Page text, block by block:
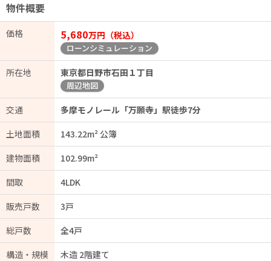
物件概要
価格 5,680万円（税込）
ローンシミュレーション
所在地 東京都日野市石田１丁目
周辺地図
交通
多摩モノレール「万願寺」駅徒歩7分
土地面積
143.22m² 公簿
建物面積
102.99m²
間取
4LDK
販売戸数
3戸
総戸数
全4戸
構造・規模
木造 2階建て